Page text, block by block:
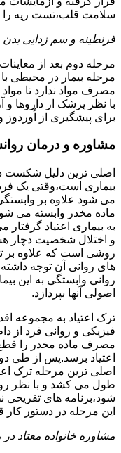
سلامت قلب،تست ریه
قرنطینه و سم زدایی بدن
مرحله دوم بعد از
مرحله بیمار در محیطی
مصرف مواد ندارد تا
با نظر پزشک از داروها و
برای پیشگیری از
مشاوره و درمان
اصلی ترین دلیل شکست در
بیماری است،وقتی یک
می شود علاوه بر
ماده مخدر وابسته می
به بیماری اعتیاد
و اختلال شخصیت دچار
روشی است که علاوه بر
های روانی آن توجه
روانی وابستگی به این
اصولی آنها بپردازد.
ترک اعتیاد به مجموعه
فیزیکی و روانی فرد از
مصرف ماده مخدر را قطع
اعتیاد برسد.پس از طی
اصلی ترین مرحله ترک
طول می کشد و با نظر
شود،برنامه های
این مرحله در دستور کار
مشاوره خانواده معتاد در